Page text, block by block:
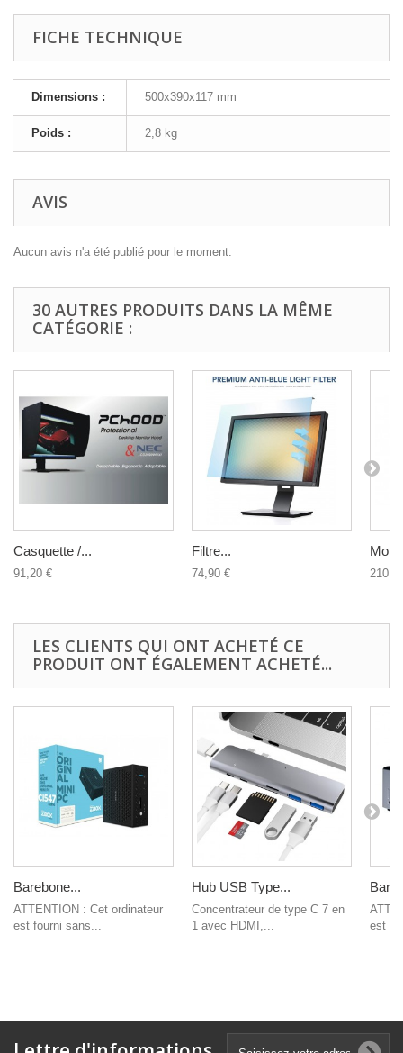
FICHE TECHNIQUE
Dimensions : 500x390x117 mm
Poids : 2,8 kg
AVIS
Aucun avis n'a été publié pour le moment.
30 AUTRES PRODUITS DANS LA MÊME
CATÉGORIE :
Casquette /...
91,20 €
Filtre...
74,90 €
LES CLIENTS QUI ONT ACHETÉ CE
PRODUIT ONT ÉGALEMENT ACHETÉ...
Barebone...
ATTENTION : Cet ordinateur
est fourni sans...
Hub USB Type...
Concentrateur de type C 7 en
1 avec HDMI,...
est